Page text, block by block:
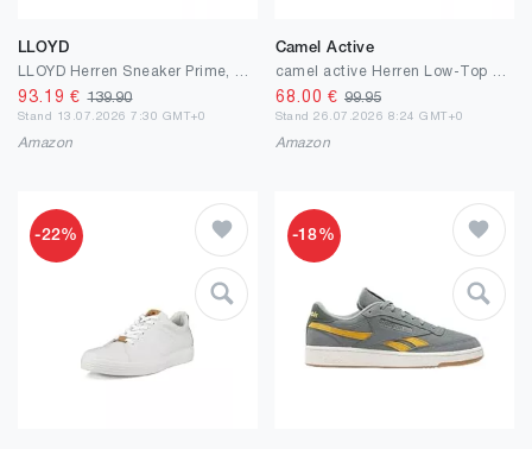
LLOYD
93.19 €139.90
Stand 13.07.2026 7:30 GMT+0
Amazon
Camel Active
68.00 € 99.95
Stand 26.07.2026 8:24 GMT+0
Amazon
-22% -18%